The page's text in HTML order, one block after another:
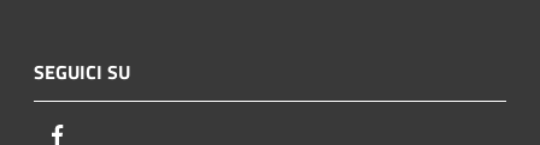
SEGUICI SU